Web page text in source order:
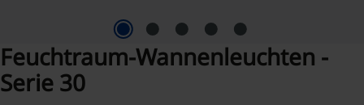
Feuchtraum-Wannenleuchten -
Serie 30